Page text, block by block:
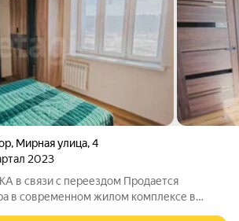
, Мирная улица,4
2023
связи с переездом Продается
в современном жилом комплексе в